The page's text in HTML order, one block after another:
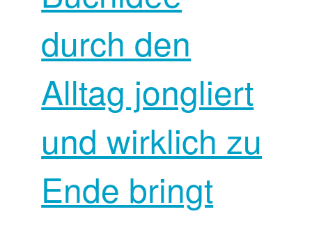
durch den
Alltag jongliert
und wirklich zu
Ende bringt